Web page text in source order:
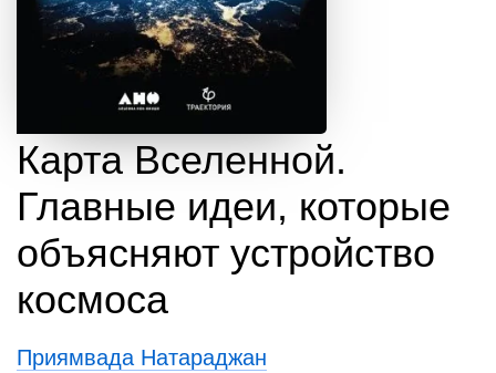
Карта Вселенной.
Главные идеи, которые
объясняют устройство
космоса
Приямвада Натараджан